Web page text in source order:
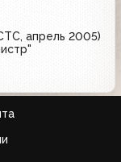
апрель 2005)